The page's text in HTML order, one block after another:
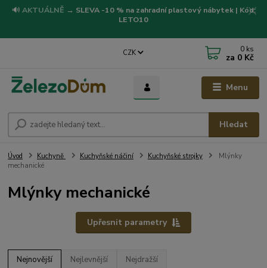
🔊 AKTUÁLNĚ → SLEVA -10 % na zahradní plastový nábytek | Kód:
LETO10
Menu
CZK
Hledat
0 ks
za 0 Kč
Úvod Kuchyně Kuchyňské náčiní Kuchyňské strojky
Mlýnky
mechanické
Mlýnky mechanické
Upřesnit parametry
Nejnovější Nejlevnější Nejdražší